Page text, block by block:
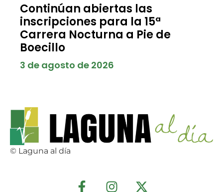
Continúan abiertas las
inscripciones para la 15ª
Carrera Nocturna a Pie de
Boecillo
3 de agosto de 2026
© Laguna al día